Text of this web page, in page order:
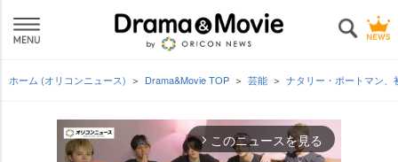
ホーム (オリコンニュース) Drama&Movie TOP 芸能 ナタリー・ポートマン、
arrow_forward_ios このニュースを見る